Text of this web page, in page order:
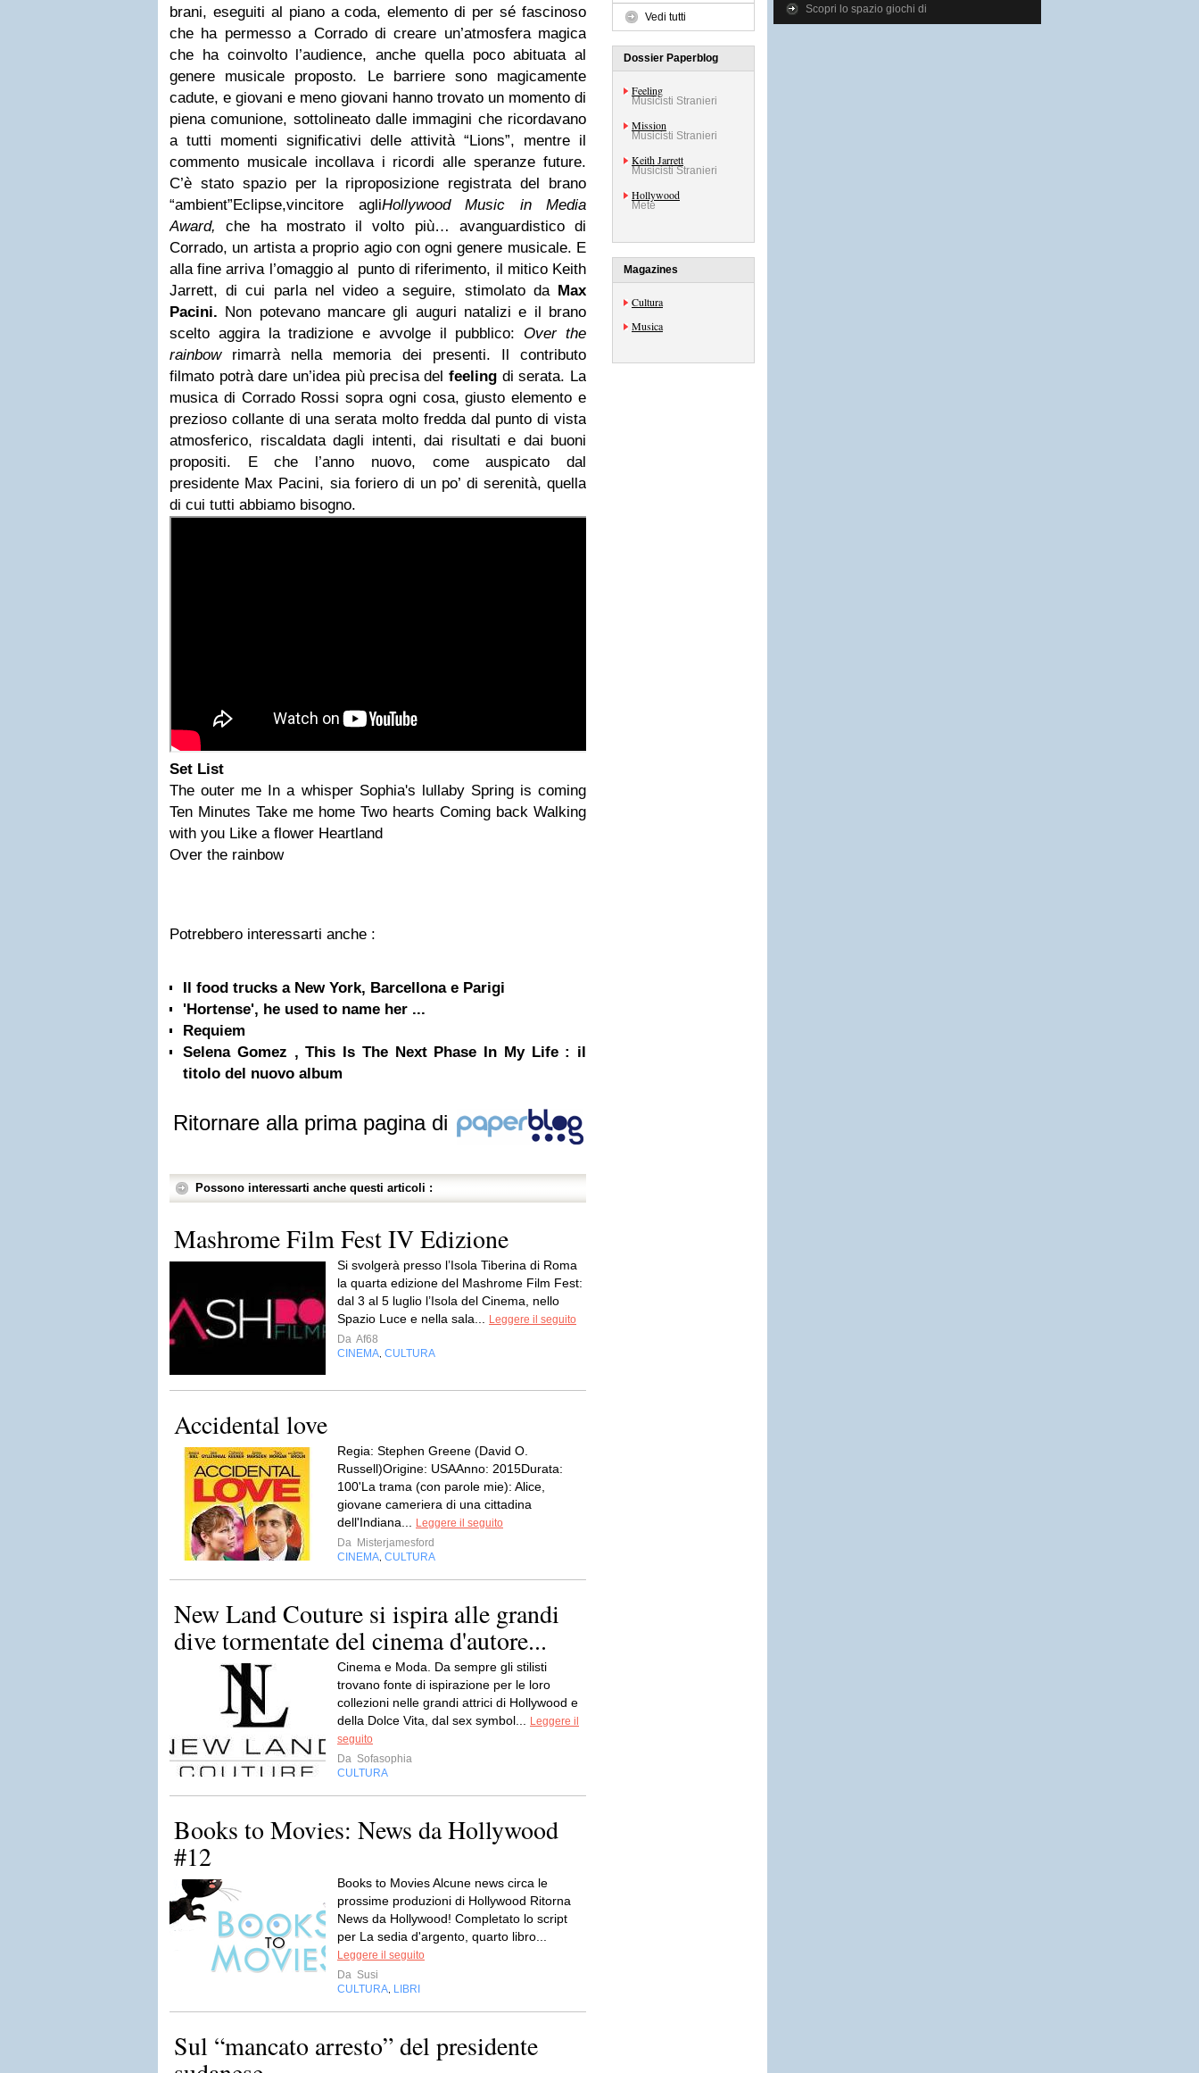
brani, eseguiti al piano a coda, elemento di per sé fascinoso
che ha permesso a Corrado di creare un’atmosfera magica
che ha coinvolto l’audience, anche quella poco abituata al
genere musicale proposto. Le barriere sono magicamente
cadute, e giovani e meno giovani hanno trovato un momento di
piena comunione, sottolineato dalle immagini che ricordavano
a tutti momenti significativi delle attività “Lions”, mentre il
commento musicale incollava i ricordi alle speranze future.
C’è stato spazio per la riproposizione registrata del brano
“ambient”Eclipse,vincitore agliHollywood Music in Media
Award,
che ha mostrato il volto più… avanguardistico di
Corrado, un artista a proprio agio con ogni genere musicale. E
alla fine arriva l’omaggio al punto di riferimento, il mitico Keith
Jarrett, di cui parla nel video a seguire, stimolato da Max
Pacini. Non potevano mancare gli auguri natalizi e il brano
scelto aggira la tradizione e avvolge il pubblico: Over the
rainbow
rimarrà nella memoria dei presenti.
Il contributo
filmato potrà dare un’idea più precisa del feelingdi serata. La
musica di Corrado Rossi sopra ogni cosa, giusto elemento e
prezioso collante di una serata molto fredda dal punto di vista
atmosferico, riscaldata dagli intenti, dai risultati e dai buoni
propositi. E che l’anno nuovo, come auspicato dal
presidente Max Pacini, sia foriero di un po’ di serenità, quella
di cui tutti abbiamo bisogno.
Set List
The outer me In a whisper Sophia's lullaby Spring is coming
Ten Minutes Take me home Two hearts Coming back Walking
with you Like a flower Heartland
Over the rainbow
Potrebbero interessarti anche :
Il food trucks a New York, Barcellona e Parigi
'Hortense', he used to name her ...
Requiem
Selena Gomez , This Is The Next Phase In My Life : il
titolo del nuovo album
Ritornare alla prima pagina di
Possono interessarti anche questi articoli :
Mashrome Film Fest IV Edizione
Si svolgerà presso l’Isola Tiberina di Roma
la quarta edizione del Mashrome Film Fest:
dal 3 al 5 luglio l’Isola del Cinema, nello
Spazio Luce e nella sala...
Leggere il seguito
Da Af68
CINEMA CULTURA
Accidental love
Regia: Stephen Greene (David O.
Russell)Origine: USAAnno: 2015Durata:
100'La trama (con parole mie): Alice,
giovane cameriera di una cittadina
dell'Indiana...
Leggere il seguito
Da Misterjamesford
CINEMA CULTURA
New Land Couture si ispira alle grandi
dive tormentate del cinema d'autore...
Cinema e Moda. Da sempre gli stilisti
trovano fonte di ispirazione per le loro
collezioni nelle grandi attrici di Hollywood e
della Dolce Vita, dal sex symbol...
Leggere il
seguito
Da Sofasophia
CULTURA
Books to Movies: News da Hollywood
#12
Books to Movies Alcune news circa le
prossime produzioni di Hollywood Ritorna
News da Hollywood! Completato lo script
per La sedia d'argento, quarto libro...
Leggere il seguito
Da Susi
CULTURA LIBRI
Sul “mancato arresto” del presidente
Vedi tutti
Dossier Paperblog
Feeling
Musicisti Stranieri
Mission
Musicisti Stranieri
Keith Jarrett
Musicisti Stranieri
Hollywood
Mete
Magazines
Cultura
Musica
Scopri lo spazio giochi di